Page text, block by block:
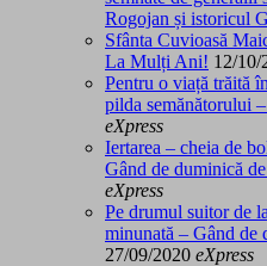
Rogojan și istoricul
Sfânta Cuvioasă
La Mulți Ani! 12/10/
Pentru o viață trăită
pilda semănătorului
eXpress
Iertarea – cheia de
Gând de duminică
eXpress
Pe drumul suitor de
minunată – Gând de
27/09/2020 eXpress